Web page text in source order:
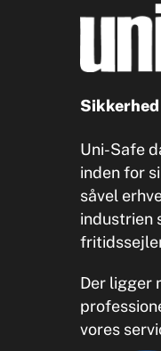
Uni-Safe
inden for
såvel
industrien
Der ligger
vores